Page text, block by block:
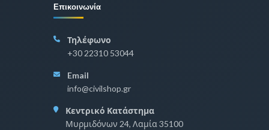
Επικοινωνία
Τηλέφωνο
+30 22310 53044
Email
info@civilshop.gr
Κεντρικό Κατάστημα
Μυρμιδόνων 24, Λαμία 35100